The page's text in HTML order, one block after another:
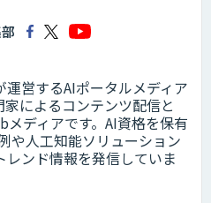
営するAIポータルメディア
家によるコンテンツ配信と
ディアです。AI資格を保有
や人工知能ソリューション
ンド情報を発信していま